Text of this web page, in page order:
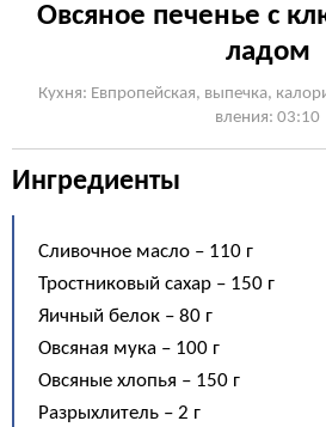
Овсяное печенье с
ладом
Кухня: Евпропейская, выпечка,
вления: 03:10
Ингредиенты
Сливочное масло – 110 г
Тростниковый сахар – 150 г
Яичный белок – 80 г
Овсяная мука – 100 г
Овсяные хлопья – 150 г
Разрыхлитель – 2 г